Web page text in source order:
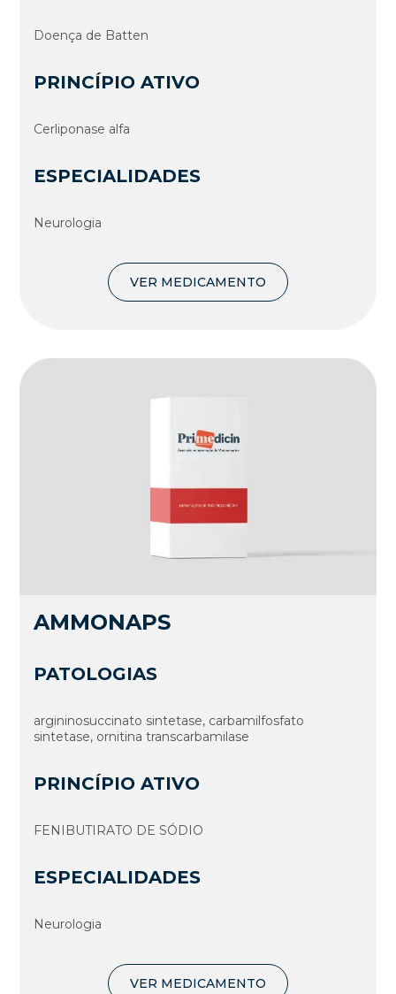
Doença de Batten
PRINCÍPIO ATIVO
Cerliponase alfa
ESPECIALIDADES
Neurologia
VER MEDICAMENTO
AMMONAPS
PATOLOGIAS
argininosuccinato sintetase, carbamilfosfato
sintetase, ornitina transcarbamilase
PRINCÍPIO ATIVO
FENIBUTIRATO DE SÓDIO
ESPECIALIDADES
Neurologia
VER MEDICAMENTO